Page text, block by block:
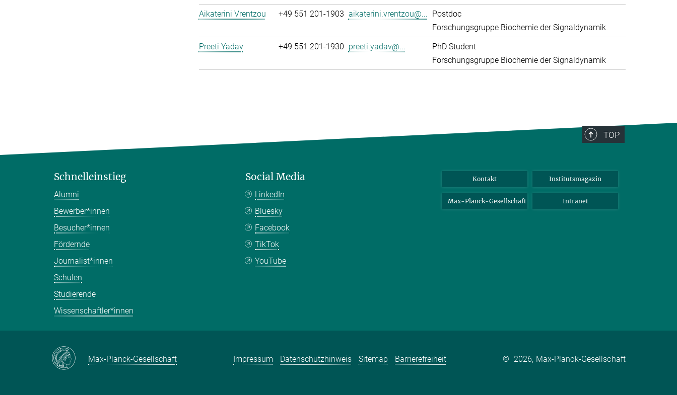
Aikaterini Vrentzou
+49 551 201-1903 aikaterini.vrentzou@... Postdoc
Forschungsgruppe Biochemie der Signaldynamik
Preeti Yadav
+49 551 201-1930 preeti.yadav@...
PhD Student
Forschungsgruppe Biochemie der Signaldynamik
TOP
Schnelleinstieg
Alumni
Bewerber*innen
Besucher*innen
Fördernde
Journalist*innen
Schulen
Studierende
Wissenschaftler*innen
Social Media
LinkedIn
Bluesky
Facebook
TikTok
YouTube
Kontakt Institutsmagazin
Max-Planck-Gesellschaft Intranet
Max-Planck-Gesellschaft Impressum Datenschutzhinweis Sitemap Barrierefreiheit © 2026, Max-Planck-Gesellschaft